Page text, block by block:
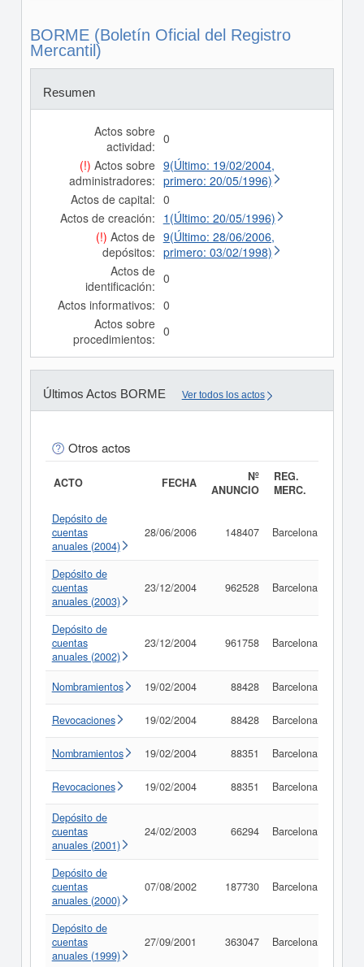
BORME (Boletín Oficial del Registro
Mercantil)
Resumen
Actos sobre
actividad: 0
(!) Actos sobre
administradores:
9(Último: 19/02/2004,
primero: 20/05/1996)
Actos de capital: 0
Actos de creación: 1(Último: 20/05/1996)
(!) Actos de
depósitos:
9(Último: 28/06/2006,
primero: 03/02/1998)
Actos de
identificación: 0
Actos informativos: 0
Actos sobre
procedimientos: 0
Últimos Actos BORME Ver todos los actos
Otros actos
ACTO FECHA
Nº
ANUNCIO
REG.
MERC.
Depósito de
cuentas
anuales (2004)
28/06/2006 148407 Barcelona
Depósito de
cuentas
anuales (2003)
23/12/2004 962528 Barcelona
Depósito de
cuentas
anuales (2002)
23/12/2004 961758 Barcelona
Nombramientos 19/02/2004 88428 Barcelona
Revocaciones 19/02/2004 88428 Barcelona
Nombramientos 19/02/2004 88351 Barcelona
Revocaciones 19/02/2004 88351 Barcelona
Depósito de
cuentas
anuales (2001)
24/02/2003 66294 Barcelona
Depósito de
cuentas
anuales (2000)
07/08/2002 187730 Barcelona
Depósito de
cuentas
anuales (1999)
27/09/2001 363047 Barcelona